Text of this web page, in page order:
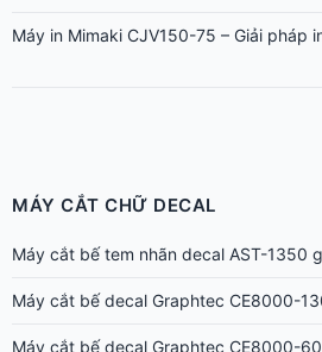
Máy in Mimaki CJV150-75 – Giải pháp
MÁY CẮT CHỮ DECAL
Máy cắt bế tem nhãn decal AST-1350
Máy cắt bế decal Graphtec CE8000-
Máy cắt bế decal Graphtec CE8000-